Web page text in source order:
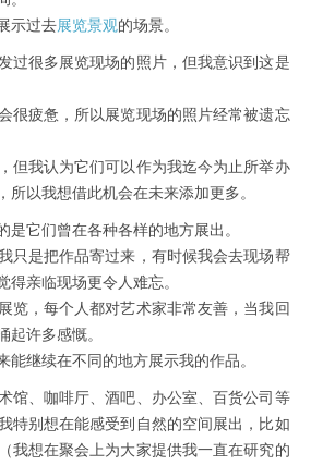
示过去展览景观的场景。
过很多展览现场的照片，但我意识到这是
很疲惫，所以展览现场的照片经常被遗忘
但我认为它们可以作为我迄今为止所举办
所以我想借此机会在未来添加更多。
是它们曾在各种各样的地方展出。
只是把作品寄过来，有时候我会去现场帮
得亲临现场更令人难忘。
览，每个人都对艺术家非常友善，当我回
起许多感慨。
能继续在不同的地方展示我的作品。
馆、咖啡厅、酒吧、办公室、百货公司等
特别想在能感受到自然的空间展出，比如
我想在聚会上为大家提供我一直在研究的